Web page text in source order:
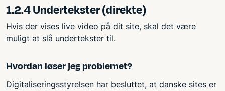
1.2.4 Undertekster (direkte)
Hvis der vises live video på dit site, skal det være
muligt at slå undertekster til.
Hvordan løser jeg problemet?
Digitaliseringsstyrelsen har besluttet, at danske sites er